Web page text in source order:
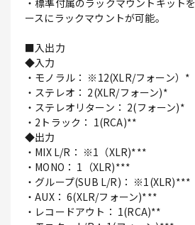
・標準付属のラックマウントキット
ースにラックマウントが可能。
■入出力
◆入力
・モノラル： ※12(XLR/フォーン）*
・ステレオ： 2(XLR/フォーン)*
・ステレオリターン： 2(フォーン)*
・2トラック： 1(RCA)**
◆出力
・MIX L/R： ※1（XLR)***
・MONO： 1（XLR)***
・グループ(SUB L/R)： ※1(XLR)***
・AUX： 6(XLR/フォーン)***
・レコードアウト： 1(RCA)**